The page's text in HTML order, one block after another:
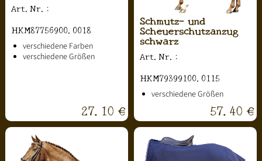
Art.Nr.:
HKM87756900.0018
verschiedene Farben
verschiedene Größen
27.10 €
Schmutz- und
Scheuerschutzanzug
schwarz
Art.Nr.:
HKM79399100.0115
verschiedene Größen
57.40 €